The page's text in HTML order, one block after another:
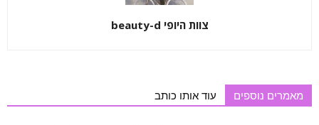
צוות היופי beauty-d
מאמרים נוספים עוד אותו כותב